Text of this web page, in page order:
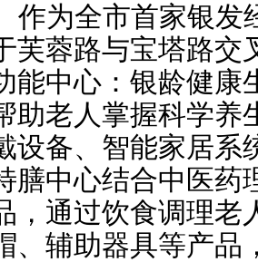
作为全市首家银发
芙蓉路与宝塔路交
能中心：银龄健康
助老人掌握科学养
设备、智能家居系
膳中心结合中医药
，通过饮食调理老
、辅助器具等产